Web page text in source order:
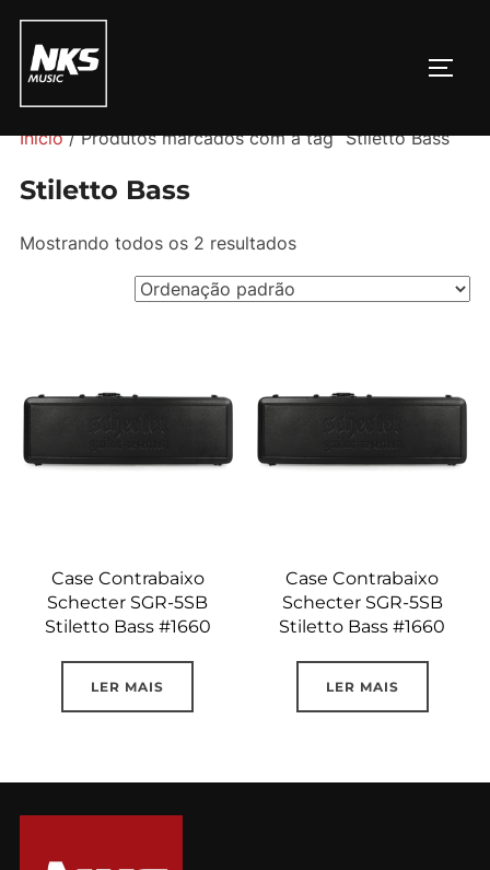
Pular
para
conteúdo
Início/ Produtos marcados com a tag “Stiletto Bass”
Stiletto Bass
Mostrando todos os 2 resultados
Case Contrabaixo
Schecter SGR-5SB
Stiletto Bass #1660
LER MAIS
Case Contrabaixo
Schecter SGR-5SB
Stiletto Bass #1660
LER MAIS